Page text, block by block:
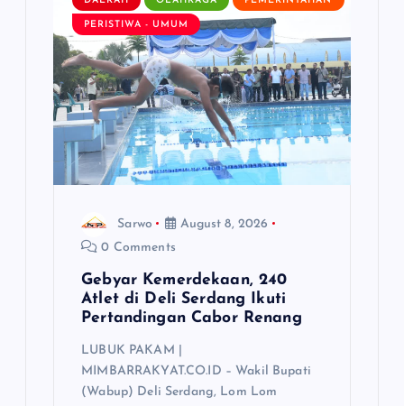
PERISTIWA - UMUM
Sarwo
August 8, 2026
0 Comments
Gebyar Kemerdekaan, 240
Atlet di Deli Serdang Ikuti
Pertandingan Cabor Renang
LUBUK PAKAM |
MIMBARRAKYAT.CO.ID – Wakil Bupati
(Wabup) Deli Serdang, Lom Lom